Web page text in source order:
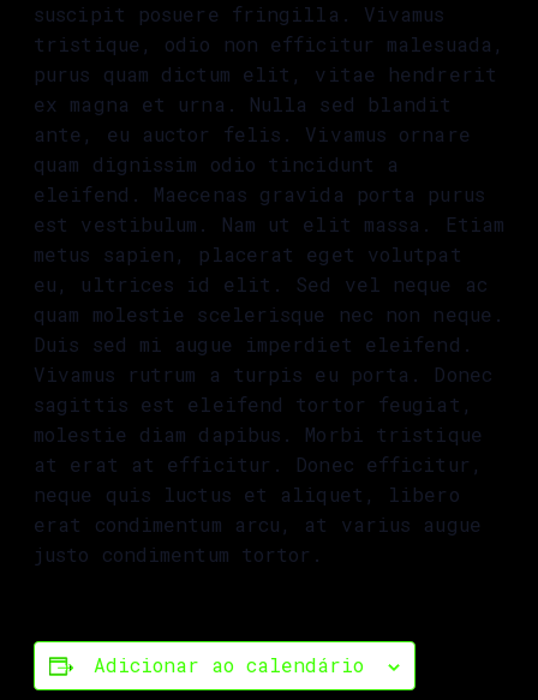
suscipit posuere fringilla. Vivamus
tristique, odio non efficitur malesuada,
purus quam dictum elit, vitae hendrerit
ex magna et urna. Nulla sed blandit
ante, eu auctor felis. Vivamus ornare
quam dignissim odio tincidunt a
eleifend. Maecenas gravida porta purus
est vestibulum. Nam ut elit massa. Etiam
metus sapien, placerat eget volutpat
eu, ultrices id elit. Sed vel neque ac
quam molestie scelerisque nec non neque.
Duis sed mi augue imperdiet eleifend.
Vivamus rutrum a turpis eu porta. Donec
sagittis est eleifend tortor feugiat,
molestie diam dapibus. Morbi tristique
at erat at efficitur. Donec efficitur,
neque quis luctus et aliquet, libero
erat condimentum arcu, at varius augue
justo condimentum tortor.
Adicionar ao calendário